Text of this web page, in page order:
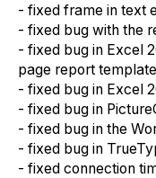
- fixed frame in text
- fixed bug with the
- fixed bug in Excel
page report template
- fixed bug in Excel
- fixed bug in
- fixed bug in the
- fixed bug in
- fixed connection